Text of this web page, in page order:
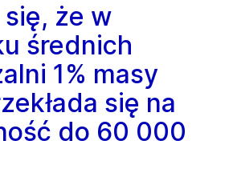
się, że w
średnich
1% masy
się na
do 60 000